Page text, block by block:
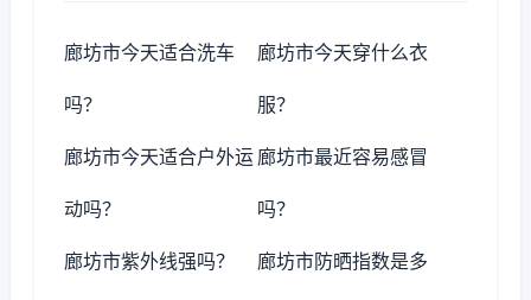
廊坊市今天适合洗车
吗？
廊坊市今天穿什么衣
服？
廊坊市今天适合户外运
动吗？
廊坊市最近容易感冒
吗？
廊坊市紫外线强吗？ 廊坊市防晒指数是多